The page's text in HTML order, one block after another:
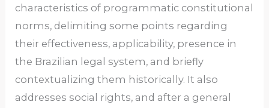
characteristics of programmatic constitutional
norms, delimiting some points regarding
their effectiveness, applicability, presence in
the Brazilian legal system, and briefly
contextualizing them historically. It also
addresses social rights, and after a general